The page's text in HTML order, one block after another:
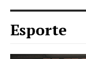
Esporte